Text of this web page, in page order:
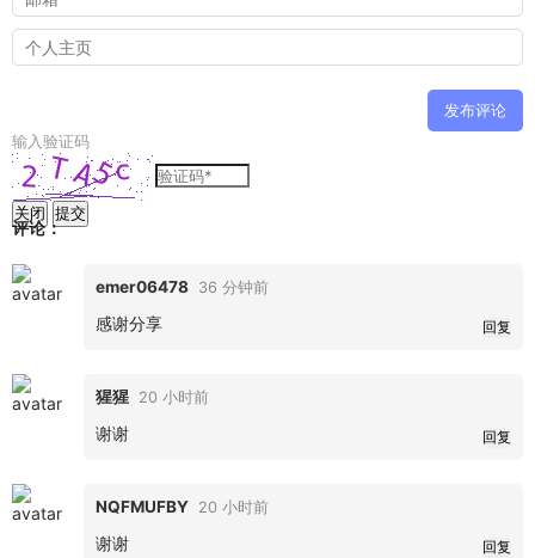
输入验证码
关闭 提交
评论：
emer06478 36 分钟前
感谢分享 回复
猩猩 20 小时前
谢谢 回复
NQFMUFBY 20 小时前
谢谢 回复